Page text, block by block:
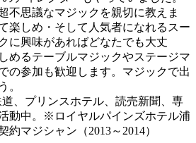
不思議なマジックを親切に教えま
楽しめ・そして人気者になれるスー
に興味があればどなたでも大丈
めるテーブルマジックやステージマ
の参加も歓迎します。マジックで出
。
道、プリンスホテル、読売新聞、専
動中。※ロイヤルパインズホテル浦
マジシャン（2013～2014）